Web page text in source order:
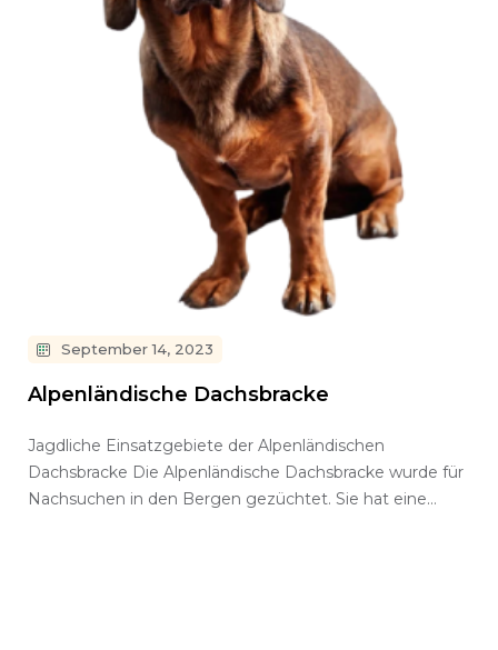
September 14, 2023
Alpenländische Dachsbracke
Jagdliche Einsatzgebiete der Alpenländischen
Dachsbracke Die Alpenländische Dachsbracke wurde für
Nachsuchen in den Bergen gezüchtet. Sie hat eine